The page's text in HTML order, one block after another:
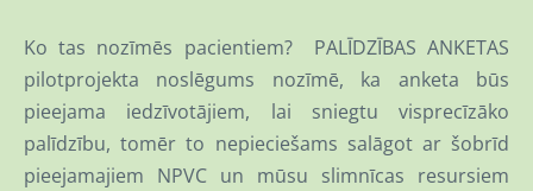
Ko tas nozīmēs pacientiem? PALĪDZĪBAS ANKETAS
pilotprojekta noslēgums nozīmē, ka anketa būs
pieejama iedzīvotājiem, lai sniegtu visprecīzāko
palīdzību, tomēr to nepieciešams salāgot ar šobrīd
pieejamajiem NPVC un mūsu slimnīcas resursiem